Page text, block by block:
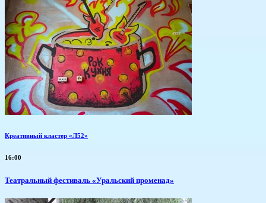
Креативный кластер «Л52»
16:00
Театральный фестиваль «Уральский променад»